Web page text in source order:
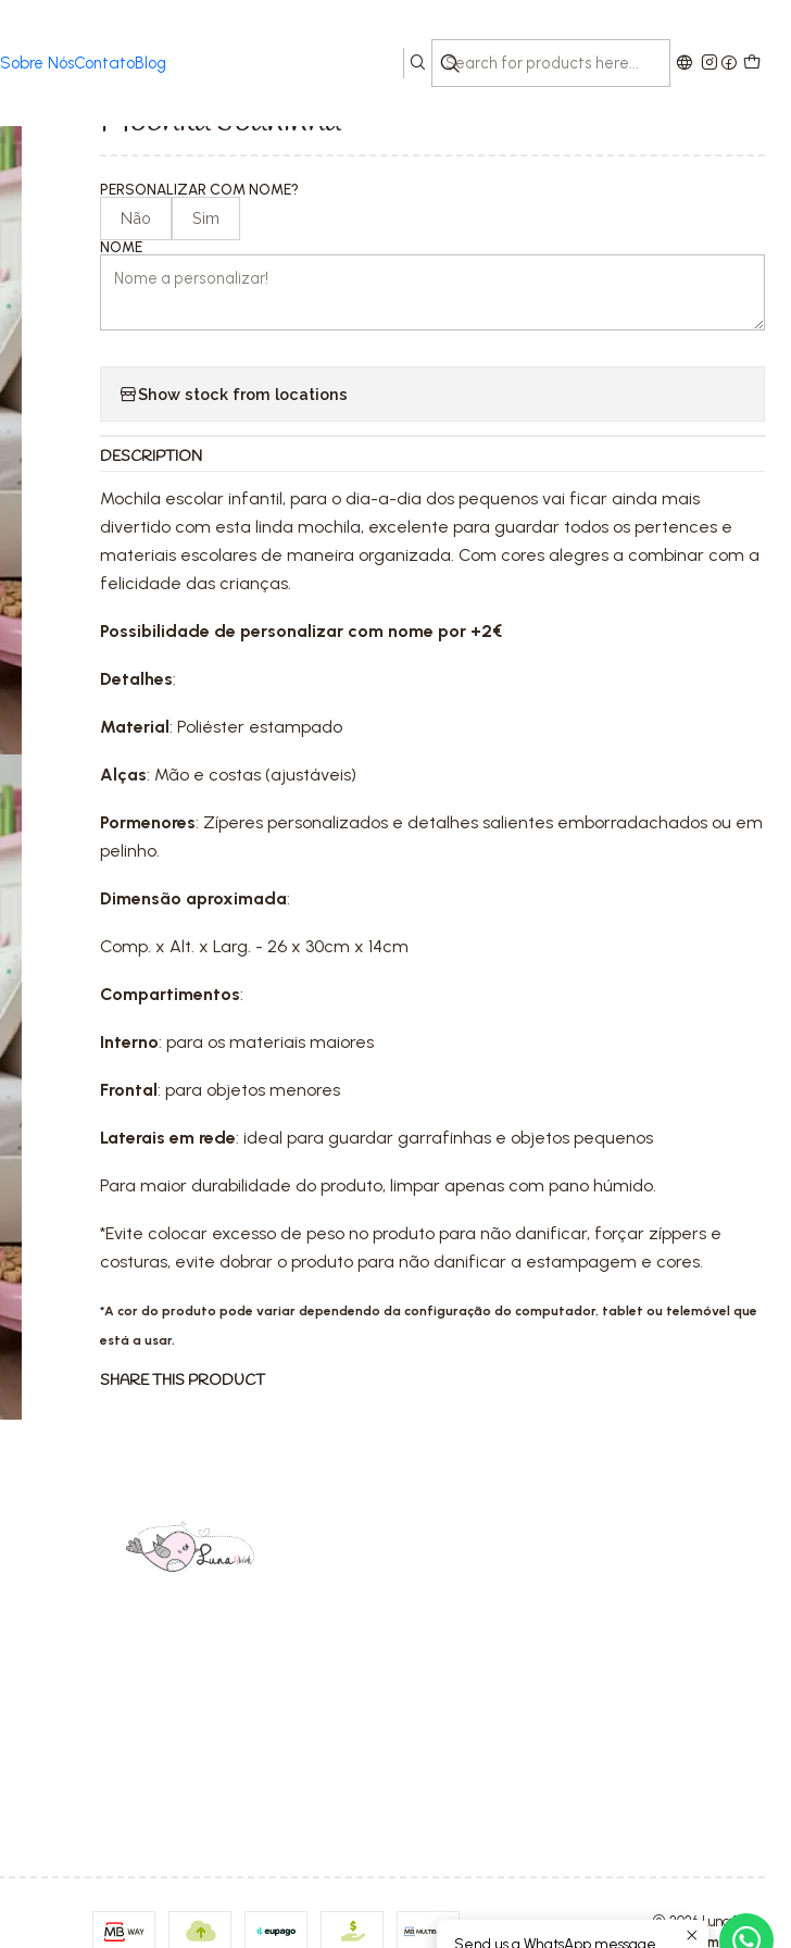
Sobre NósContatoBlog
Mochila Joaninha
PERSONALIZAR COM NOME?
Não Sim
NOME
Show stock from locations
DESCRIPTION
Mochila escolar infantil, para o dia-a-dia dos pequenos vai ficar ainda mais
divertido com esta linda mochila, excelente para guardar todos os pertences e
materiais escolares de maneira organizada. Com cores alegres a combinar com a
felicidade das crianças.
Possibilidade de personalizar com nome por +2€
Detalhes:
Material: Poliéster estampado
Alças: Mão e costas (ajustáveis)
Pormenores: Zíperes personalizados e detalhes salientes emborradachados ou em
pelinho.
Dimensão aproximada:
Comp. x Alt. x Larg. - 26 x 30cm x 14cm
Compartimentos:
Interno: para os materiais maiores
Frontal: para objetos menores
Laterais em rede: ideal para guardar garrafinhas e objetos pequenos
Para maior durabilidade do produto, limpar apenas com pano húmido.
*Evite colocar excesso de peso no produto para não danificar, forçar zíppers e
costuras, evite dobrar o produto para não danificar a estampagem e cores.
*A cor do produto pode variar dependendo da configuração do computador, tablet ou telemóvel que
está a usar.
SHARE THIS PRODUCT
2026 Luna4Kids.
All Rights Reserved.Powered by Jumpseller
Send us a WhatsApp message